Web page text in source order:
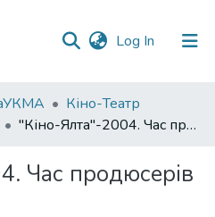
Log In (current)
Кіно-Театр
"Кіно-Ялта"-2004. Час продюсерів
Час продюсерів